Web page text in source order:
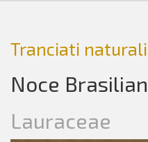
Tranciati naturali
Noce
Lauraceae